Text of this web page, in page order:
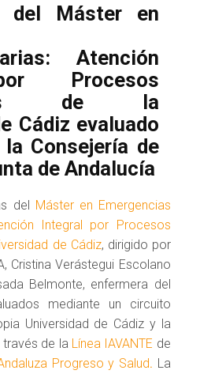
del Máster en
Atención
Procesos
de la
Cádiz evaluado
Consejería de
de Andalucía
del Máster en Emergencias
Integral por Procesos
de Cádiz, dirigido por
Cristina Verástegui Escolano
Belmonte, enfermera del
mediante un circuito
Universidad de Cádiz y la
través de la Línea IAVANTE de
Progreso y Salud. La